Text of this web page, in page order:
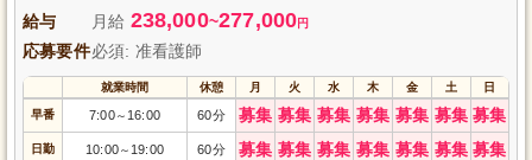
給与 月給 238,000~277,000円
応募要件必須: 准看護師
就業時間 休憩 月 火 水 木 金 土 日
早番 7:00～ 16:00 60分 募集 募集 募集 募集 募集 募集 募集
日勤 10:00～ 19:00 60分 募集 募集 募集 募集 募集 募集 募集